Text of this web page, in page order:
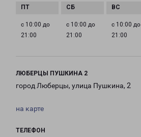
с 10:00 до
21:00
с 10:00 до
21:00
с 10:00 до
21:00
ЛЮБЕРЦЫ ПУШКИНА 2
город Люберцы, улица Пушкина, 2
на карте
ТЕЛЕФОН